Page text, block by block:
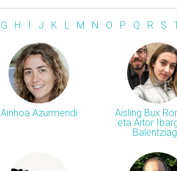
G H J K L M N O P Q R S
Ainhoa Azurmendi
Aisling Bux
eta Aitor